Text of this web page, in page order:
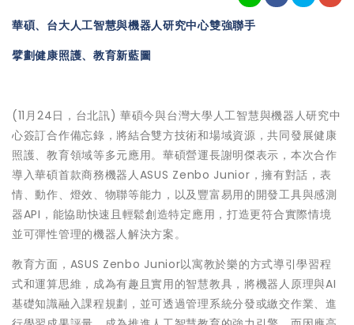
華碩、台大人工智慧與機器人研究中心雙強聯手
擘劃健康照護、教育新藍圖
(11月24日，台北訊) 華碩今與台灣大學人工智慧與機器人研究中
心簽訂合作備忘錄，將結合雙方技術和場域資源，共同發展健康
照護、教育領域等多元應用。華碩營運長謝明傑表示，本次合作
導入華碩首款商務機器人ASUS Zenbo Junior，擁有對話，表
情、動作、燈效、物聯等能力，以及豐富易用的開發工具與感測
器API，能協助快速且輕鬆創造特定應用，打造更符合實際情境
並可彈性管理的機器人解決方案。
教育方面，ASUS Zenbo Junior以寓教於樂的方式導引學習程
式和運算思維，成為有趣且實用的智慧教具，將機器人原理與AI
基礎知識融入課程規劃，並可透過管理系統分發或繳交作業、進